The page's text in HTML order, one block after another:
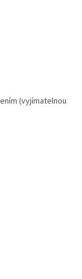
(vyjímatelnou